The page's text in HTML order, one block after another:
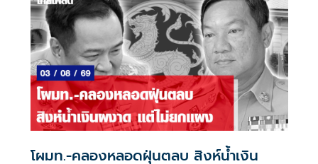
โผมท.-คลองหลอดฝุ่นตลบ สิงห์น้ำเงิน